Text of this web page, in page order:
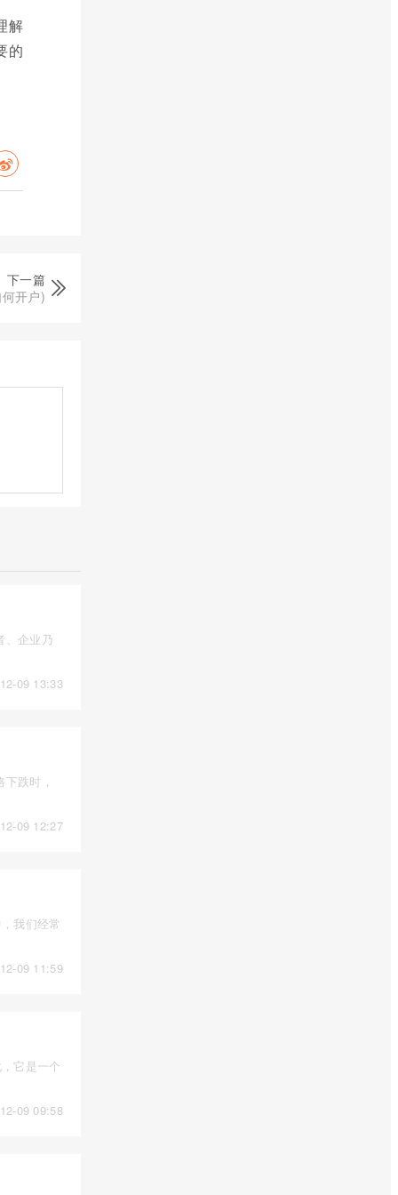
解
的
下一篇
开户)
、企业乃
09 13:33
跌时，
09 12:27
我们经常
09 11:59
它是一个
09 09:58